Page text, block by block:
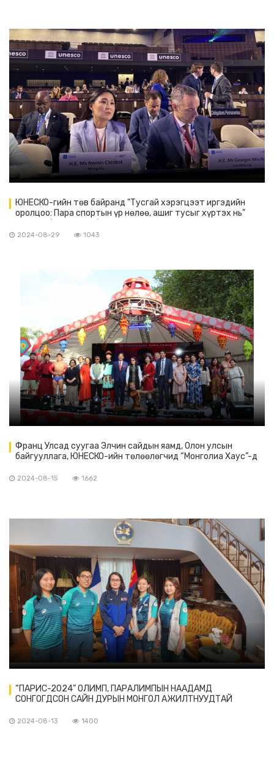
ЮНЕСКО-гийн төв байранд "Тусгай хэрэгцээт иргэдийн
оролцоо: Пара спортын үр нөлөө, ашиг тусыг хүртэх нь"
2024-08-29 1043
Франц Улсад суугаа Элчин сайдын яамд, Олон улсын
байгууллага, ЮНЕСКО-ийн төлөөлөгчид “Монголиа Хаус”-д
2024-08-15 1662
“ПАРИС-2024” ОЛИМП, ПАРАЛИМПЫН НААДАМД
СОНГОГДСОН САЙН ДУРЫН МОНГОЛ АЖИЛТНУУДТАЙ
2024-08-13 1400